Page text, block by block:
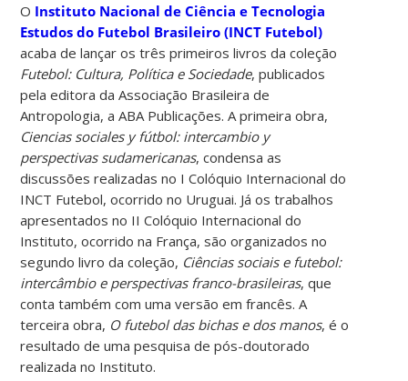
O Instituto Nacional de Ciência e Tecnologia
Estudos do Futebol Brasileiro (INCT Futebol)
acaba de lançar os três primeiros livros da coleção
Futebol: Cultura, Política e Sociedade, publicados
pela editora da Associação Brasileira de
Antropologia, a ABA Publicações. A primeira obra,
Ciencias sociales y fútbol: intercambio y
perspectivas sudamericanas, condensa as
discussões realizadas no I Colóquio Internacional do
INCT Futebol, ocorrido no Uruguai. Já os trabalhos
apresentados no II Colóquio Internacional do
Instituto, ocorrido na França, são organizados no
segundo livro da coleção, Ciências sociais e futebol:
intercâmbio e perspectivas franco-brasileiras, que
conta também com uma versão em francês. A
terceira obra, O futebol das bichas e dos manos, é o
resultado de uma pesquisa de pós-doutorado
realizada no Instituto.